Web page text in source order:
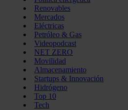
Renovables
Mercados
Eléctricas
Petróleo & Gas
Videopodcast
NET ZERO
Movilidad
Almacenamiento
Startups & Innovación
Hidrógeno
Top 10
Tech